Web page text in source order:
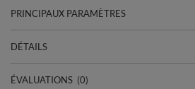
PRINCIPAUX PARAMÈTRES
DÉTAILS
ÉVALUATIONS (0)